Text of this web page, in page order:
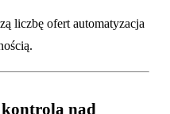
liczbę ofert automatyzacja
kontrola nad